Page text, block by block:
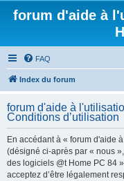
forum d'aide à
FAQ
Index du forum
forum d'aide à
Conditions d’utilisation
En accédant à « forum d'aide
(désigné ci-après par « nous
des logiciels @t Home PC 84
acceptez d’être légalement